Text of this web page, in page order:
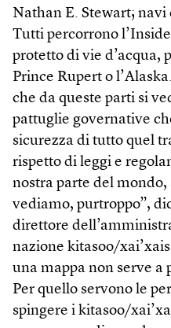
Nathan E. Stewart;
Tutti percorrono
protetto di vie d’acqua,
Prince Rupert o
che da queste parti si
pattuglie governative
sicurezza di tutto quel
rispetto di leggi e
nostra parte del
vediamo, purtroppo”,
direttore
nazione kitasoo/
una mappa non serve
Per quello servono le
spingere i kitasoo/